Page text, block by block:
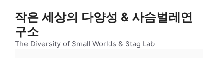
작은 세상의 다양성 & 사슴벌레연
구소
The Diversity of Small Worlds & Stag Lab